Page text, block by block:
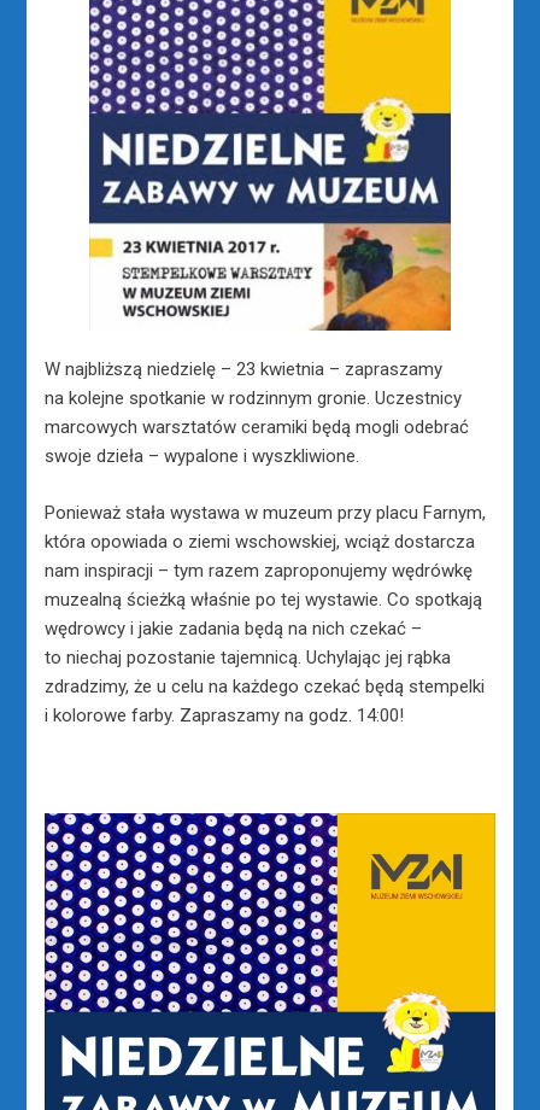
W najbliższą niedzielę – 23 kwietnia – zapraszamy
na kolejne spotkanie w rodzinnym gronie. Uczestnicy
marcowych warsztatów ceramiki będą mogli odebrać
swoje dzieła – wypalone i wyszkliwione.
Ponieważ stała wystawa w muzeum przy placu Farnym,
która opowiada o ziemi wschowskiej, wciąż dostarcza
nam inspiracji – tym razem zaproponujemy wędrówkę
muzealną ścieżką właśnie po tej wystawie. Co spotkają
wędrowcy i jakie zadania będą na nich czekać –
to niechaj pozostanie tajemnicą. Uchylając jej rąbka
zdradzimy, że u celu na każdego czekać będą stempelki
i kolorowe farby. Zapraszamy na godz. 14:00!